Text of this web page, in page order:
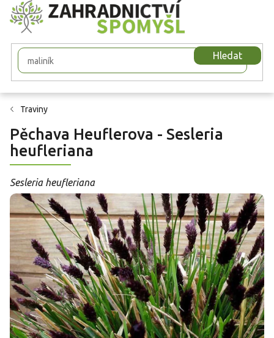
Přejít
na
obsah
Hledat
Traviny
Pěchava Heuflerova - Sesleria
heufleriana
Sesleria heufleriana